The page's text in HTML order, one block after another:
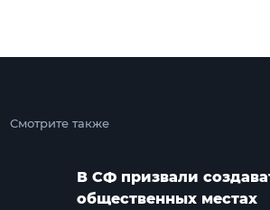
Смотрите также
В СФ призвали
общественных местах